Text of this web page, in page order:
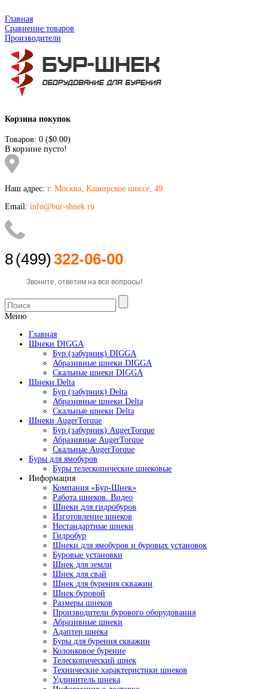
Главная
Сравнение товаров
Производители
Корзина покупок
Товаров: 0 ($0.00)
В корзине пусто!
Наш адрес: г. Москва, Каширское шоссе, 49
Email: info@bur-shnek.ru
8(499) 322-06-00
Звоните, ответим на все вопросы!
Меню
Главная
Шнеки DIGGA
Бур (забурник) DIGGA
Абразивные шнеки DIGGA
Скальные шнеки DIGGA
Шнеки Delta
Бур (забурник) Delta
Абразивные шнеки Delta
Скальные шнеки Delta
Шнеки AugerTorque
Бур (забурник) AugerTorque
Абразивные AugerTorque
Скальные AugerTorque
Буры для ямобуров
Буры телескопические шнековые
Информация
Компания «Бур-Шнек»
Работа шнеков. Видео
Шнеки для гидробуров
Изготовление шнеков
Нестандартные шнеки
Гидробур
Шнеки для ямобуров и буровых установок
Буровые установки
Шнек для земли
Шнек для свай
Шнек для бурения скважин
Шнек буровой
Размеры шнеков
Производители бурового оборудования
Абразивные шнеки
Адаптер шнека
Буры для бурения скважин
Колонковое бурение
Телескопический шнек
Технические характеристики шнеков
Удлинитель шнека